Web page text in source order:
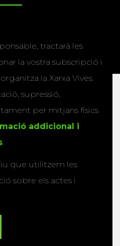
tractarà les
la vostra subscripció i
la Xarxa Vives.
supressió,
per mitjans físics
addicional i
.
que utilitzem les
sobre els actes i